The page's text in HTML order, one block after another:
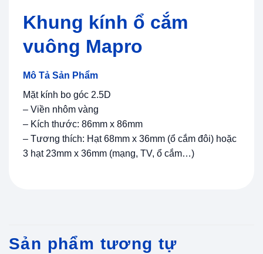
Khung kính ổ cắm
vuông Mapro
Mô Tả Sản Phẩm
Mặt kính bo góc 2.5D
– Viền nhôm vàng
– Kích thước: 86mm x 86mm
– Tương thích: Hạt 68mm x 36mm (ổ cắm đôi) hoặc
3 hạt 23mm x 36mm (mạng, TV, ổ cắm…)
Sản phẩm tương tự